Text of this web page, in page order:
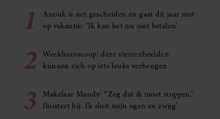
1
Anouk is net gescheiden en gaat dit jaar niet
op vakantie: ‘Ik kan het nu niet betalen’
2
Weekhoroscoop: deze sterrenbeelden
kunnen zich op iets leuks verheugen
3
Makelaar Mandy: ‘‘Zeg dat ik moet stoppen,’
fluistert hij. Ik sluit mijn ogen en zwijg’